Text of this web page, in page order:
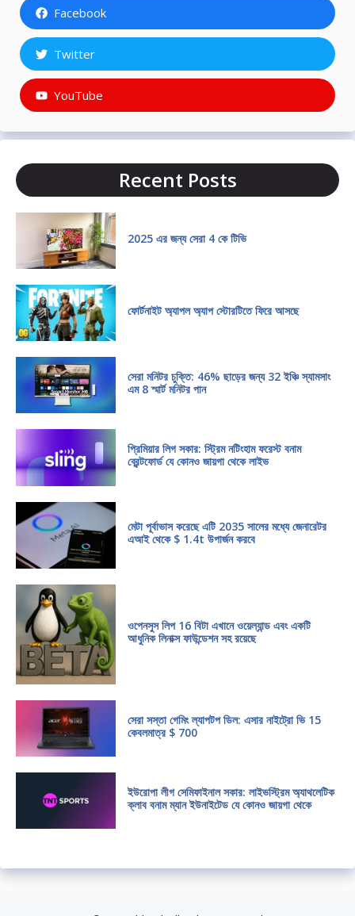
Facebook
Twitter
YouTube
Recent Posts
2025 এর জন্য সেরা 4 কে টিভি
ফোর্টনাইট অ্যাপল অ্যাপ স্টোরটিতে ফিরে আসছে
সেরা মনিটর চুক্তি: 46% ছাড়ের জন্য 32 ইঞ্চি স্যামসাং
এম 8 স্মার্ট মনিটর পান
প্রিমিয়ার লিগ সকার: স্ট্রিম নটিংহাম ফরেস্ট বনাম
ব্রেন্টফোর্ড যে কোনও জায়গা থেকে লাইভ
মেটা পূর্বাভাস করেছে এটি 2035 সালের মধ্যে জেনারেটর
এআই থেকে $ 1.4t উপার্জন করবে
ওপেনসুস লিপ 16 বিটা এখানে ওয়েল্যান্ড এবং একটি
আধুনিক লিনাক্স ফাউন্ডেশন সহ রয়েছে
সেরা সস্তা গেমিং ল্যাপটপ ডিল: এসার নাইট্রো ভি 15
কেবলমাত্র $ 700
ইউরোপা লীগ সেমিফাইনাল সকার: লাইভস্ট্রিম অ্যাথলেটিক
ক্লাব বনাম ম্যান ইউনাইটেড যে কোনও জায়গা থেকে